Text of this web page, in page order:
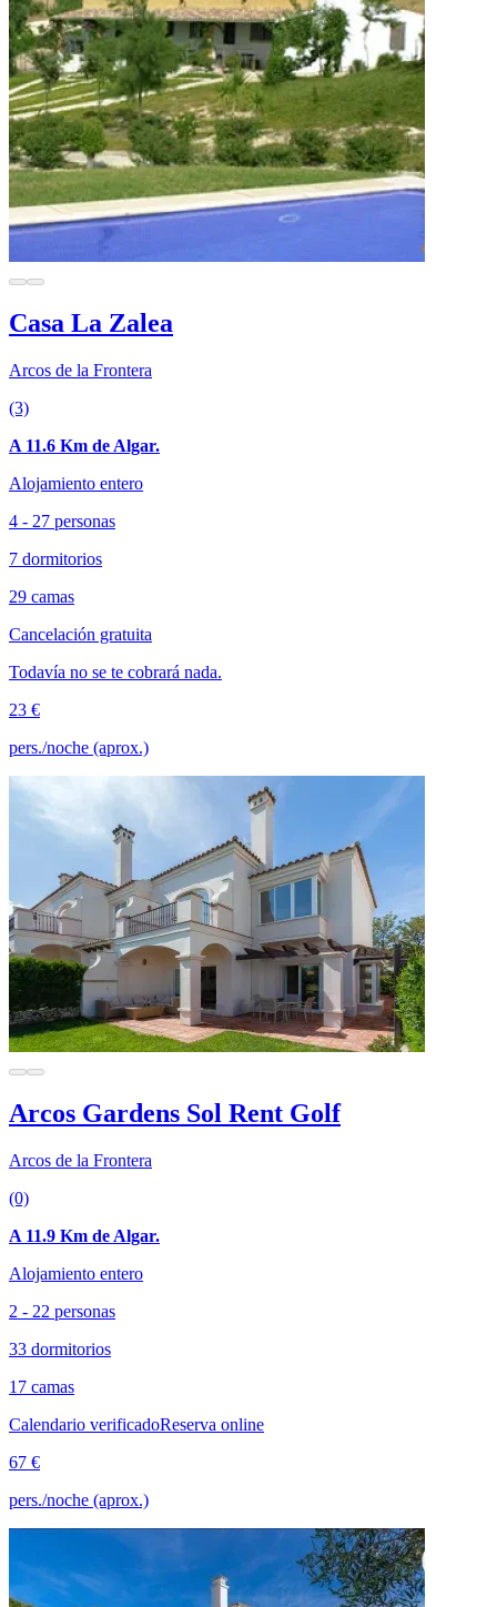
Casa La Zalea
Arcos de la Frontera
(3)
A 11.6 Km de Algar.
Alojamiento entero
4 - 27 personas
7 dormitorios
29 camas
Cancelación gratuita
Todavía no se te cobrará nada.
23 €
pers./noche (aprox.)
Arcos Gardens Sol Rent Golf
Arcos de la Frontera
(0)
A 11.9 Km de Algar.
Alojamiento entero
2 - 22 personas
33 dormitorios
17 camas
Calendario verificadoReserva online
67 €
pers./noche (aprox.)